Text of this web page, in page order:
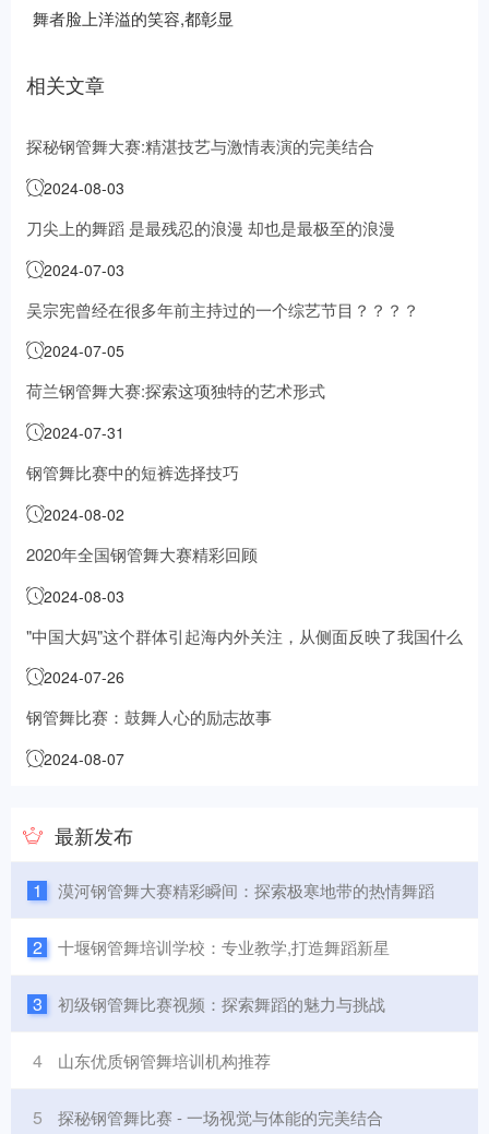
舞者脸上洋溢的笑容,都彰显
相关文章
探秘钢管舞大赛:精湛技艺与激情表演的完美结合
2024-08-03
刀尖上的舞蹈 是最残忍的浪漫 却也是最极至的浪漫
2024-07-03
吴宗宪曾经在很多年前主持过的一个综艺节目？？？？
2024-07-05
荷兰钢管舞大赛:探索这项独特的艺术形式
2024-07-31
钢管舞比赛中的短裤选择技巧
2024-08-02
2020年全国钢管舞大赛精彩回顾
2024-08-03
"中国大妈"这个群体引起海内外关注，从侧面反映了我国什么
现象比较突出
2024-07-26
钢管舞比赛：鼓舞人心的励志故事
2024-08-07
最新发布
1 漠河钢管舞大赛精彩瞬间：探索极寒地带的热情舞蹈
2 十堰钢管舞培训学校：专业教学,打造舞蹈新星
3 初级钢管舞比赛视频：探索舞蹈的魅力与挑战
4 山东优质钢管舞培训机构推荐
5 探秘钢管舞比赛 - 一场视觉与体能的完美结合